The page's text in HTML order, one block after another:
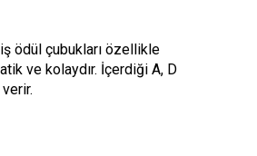
ödül çubukları özellikle
ve kolaydır. İçerdiği A, D